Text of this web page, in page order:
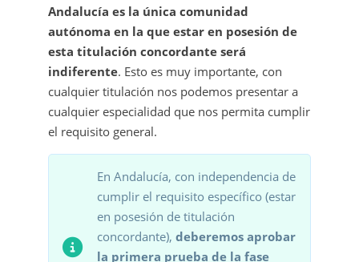
Andalucía es la única comunidad
autónoma en la que estar en posesión de
esta titulación concordante será
indiferente. Esto es muy importante, con
cualquier titulación nos podemos presentar a
cualquier especialidad que nos permita cumplir
el requisito general.
En Andalucía, con independencia de
cumplir el requisito específico (estar
en posesión de titulación
concordante), deberemos aprobar
la primera prueba de la fase